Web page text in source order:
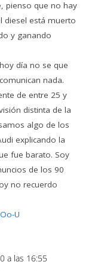
pienso que no hay
diesel está muerto
y ganando
día no se que
nada.
de entre 25 y
distinta de la
algo de los
explicando la
fue barato. Soy
de los 90
no recuerdo
U
a las 16:55